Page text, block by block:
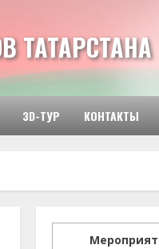
ТАТАРСТАНА
3D-ТУР КОНТАКТЫ